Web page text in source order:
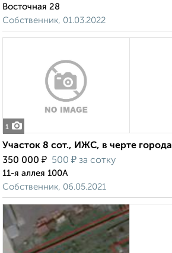
Восточная 28
Собственник, 01.03.2022
1
Участок 8 сот., ИЖС, в черте города
350 000 ₽ 500 ₽ за сотку
11-я аллея 100А
Собственник, 06.05.2021